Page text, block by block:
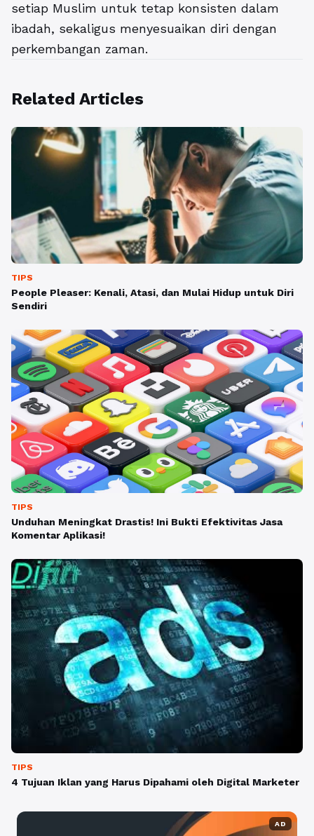
setiap Muslim untuk tetap konsisten dalam
ibadah, sekaligus menyesuaikan diri dengan
perkembangan zaman.
Related Articles
TIPS
People Pleaser: Kenali, Atasi, dan Mulai Hidup untuk Diri
Sendiri
TIPS
Unduhan Meningkat Drastis! Ini Bukti Efektivitas Jasa
Komentar Aplikasi!
TIPS
4 Tujuan Iklan yang Harus Dipahami oleh Digital Marketer
AD